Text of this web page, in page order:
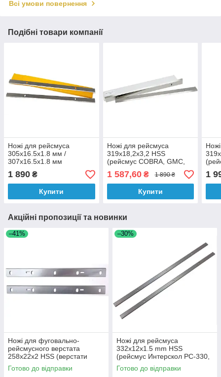
Всі умови повернення
Подібні товари компанії
Ножі для рейсмуса
305х16.5х1.8 мм /
307х16.5х1.8 мм
1 890 ₴
Купити
Ножі для рейсмуса
319x18,2x3,2 HSS
(рейсмус COBRA, GMC,
Ryobi AP13, MA1931, CT-
340)
1 587,60₴ 1 890 ₴
Купити
1
Акційні пропозиції та новинки
–41%
Ножі для фуговально-
рейсмусного верстата
258x22x2 HSS (верстати
Woodstar PT 85, Bernardo
PT200ED та ін)
Готово до відправки
–30%
Ножі для рейсмуса
332x12x1.5 mm HSS
(рейсмус Интерскол PC-330,
METABO DH 330, DH 316)
Готово до відправки